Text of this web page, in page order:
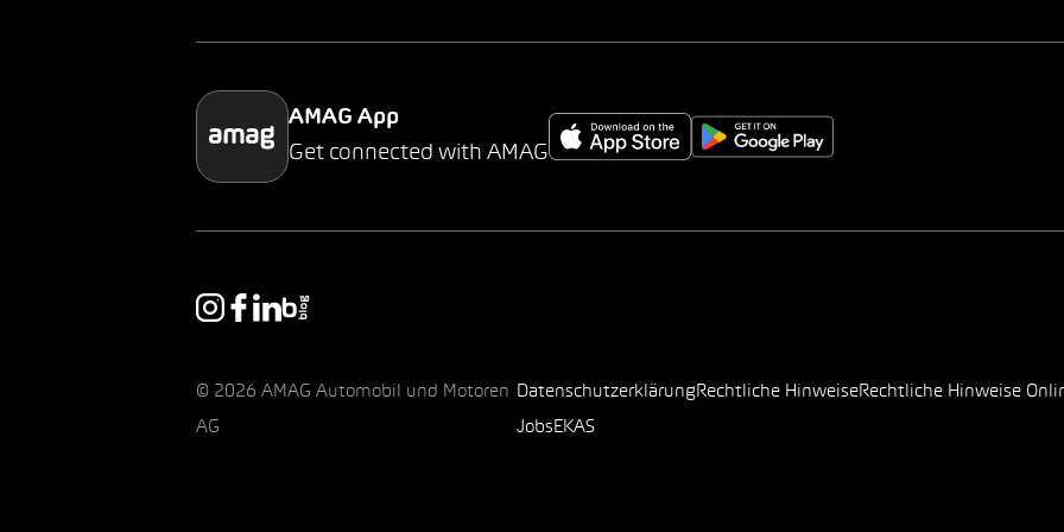
AMAG App
Get connected with AMAG
© 2026 AMAG Automobil und Motoren
AG
Datenschutzerklärung Rechtliche HinweiseRechtliche Hinweise
Jobs EKAS